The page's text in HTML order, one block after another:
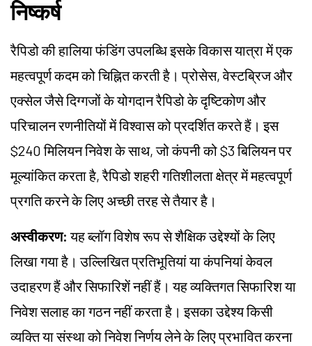
निष्कर्ष
रैपिडो की हालिया फंडिंग उपलब्धि इसके विकास यात्रा में एक
महत्वपूर्ण कदम को चिह्नित करती है। प्रोसेस, वेस्टब्रिज और
एक्सेल जैसे दिग्गजों के योगदान रैपिडो के दृष्टिकोण और
परिचालन रणनीतियों में विश्वास को प्रदर्शित करते हैं। इस
$240 मिलियन निवेश के साथ, जो कंपनी को $3 बिलियन पर
मूल्यांकित करता है, रैपिडो शहरी गतिशीलता क्षेत्र में महत्वपूर्ण
प्रगति करने के लिए अच्छी तरह से तैयार है।
अस्वीकरण: यह ब्लॉग विशेष रूप से शैक्षिक उद्देश्यों के लिए
लिखा गया है। उल्लिखित प्रतिभूतियां या कंपनियां केवल
उदाहरण हैं और सिफारिशें नहीं हैं। यह व्यक्तिगत सिफारिश या
निवेश सलाह का गठन नहीं करता है। इसका उद्देश्य किसी
व्यक्ति या संस्था को निवेश निर्णय लेने के लिए प्रभावित करना